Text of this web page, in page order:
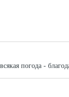
погода -